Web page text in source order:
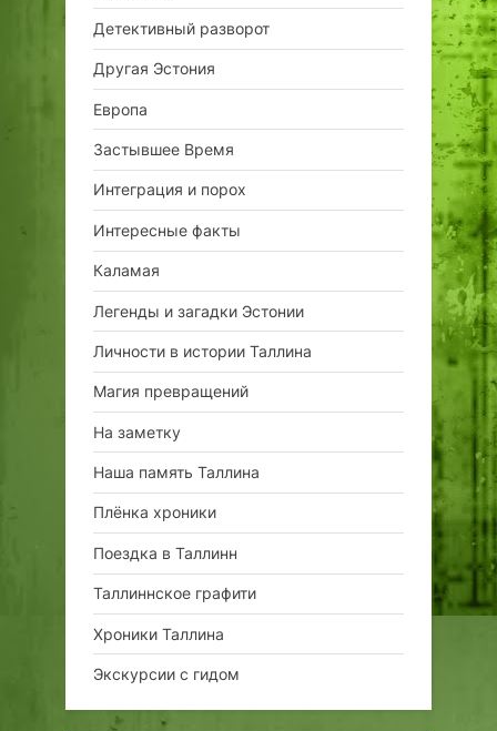
Детективный разворот
Другая Эстония
Европа
Застывшее Время
Интеграция и порох
Интересные факты
Каламая
Легенды и загадки Эстонии
Личности в истории Таллина
Магия превращений
На заметку
Наша память Таллина
Плёнка хроники
Поездка в Таллинн
Таллиннское графити
Хроники Таллина
Экскурсии с гидом